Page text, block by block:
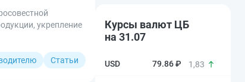
укрепление
Статьи
Курсы валют ЦБ
на 31.07
79.86 ₽ 1,83